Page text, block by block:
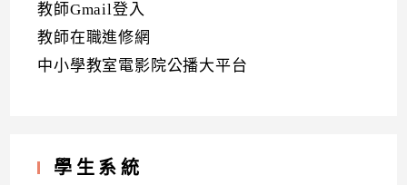
教師Gmail登入
教師在職進修網
中小學教室電影院公播大平台
學生系統